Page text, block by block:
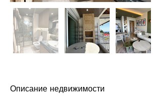
Описание недвижимости